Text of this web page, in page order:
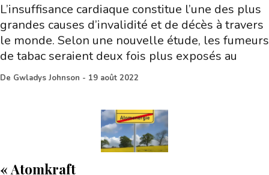
L’insuffisance cardiaque constitue l’une des plus
grandes causes d’invalidité et de décès à travers
le monde. Selon une nouvelle étude, les fumeurs
de tabac seraient deux fois plus exposés au
De Gwladys Johnson - 19 août 2022
« Atomkraft